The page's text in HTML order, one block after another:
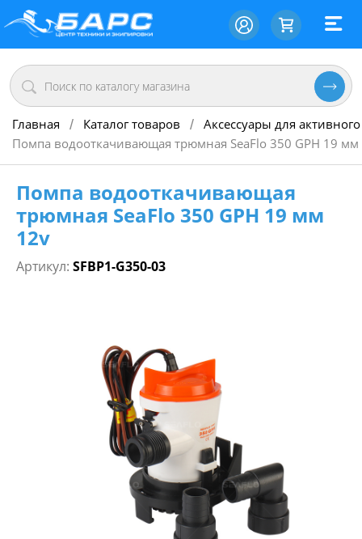
Главная / Каталог товаров / Аксессуары для
Помпа водооткачивающая трюмная SeaFlo 350 GPH 19 мм
Помпа водооткачивающая
трюмная SeaFlo 350 GPH 19 мм
12v
Артикул: SFBP1-G350-03